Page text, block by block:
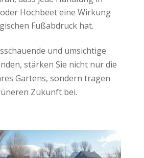
Hochbeet eine Wirkung
Fußabdruck hat.
und umsichtige
stärken Sie nicht nur die
Gartens, sondern tragen
Zukunft bei.